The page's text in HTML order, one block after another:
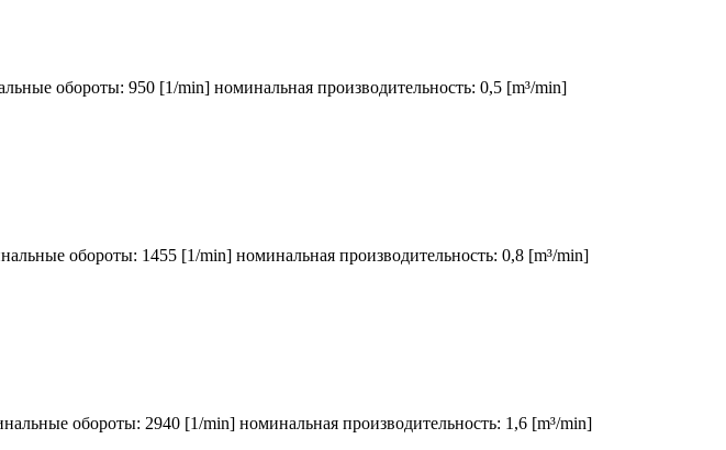
обороты: 950 [1/min] номинальная производительность: 0,5 [m³/min]
обороты: 1455 [1/min] номинальная производительность: 0,8 [m³/min]
обороты: 2940 [1/min] номинальная производительность: 1,6 [m³/min]